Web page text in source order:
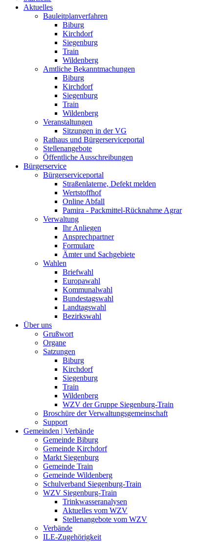
Aktuelles
Bauleitplanverfahren
Biburg
Kirchdorf
Siegenburg
Train
Wildenberg
Amtliche Bekanntmachungen
Biburg
Kirchdorf
Siegenburg
Train
Wildenberg
Veranstaltungen
Sitzungen in der VG
Rathaus und Bürgerserviceportal
Stellenangebote
Öffentliche Ausschreibungen
Bürgerservice
Bürgerserviceportal
Straßenlaterne, Defekt melden
Wertstoffhof
Online Abfall
Pamira - Packmittel-Rücknahme Agrar
Verwaltung
Ihr Anliegen
Ansprechpartner
Formulare
Ämter und Sachgebiete
Wahlen
Briefwahl
Europawahl
Kommunalwahl
Bundestagswahl
Landtagswahl
Bezirkswahl
Über uns
Grußwort
Organe
Satzungen
Biburg
Kirchdorf
Siegenburg
Train
Wildenberg
WZV der Gruppe Siegenburg-Train
Broschüre der Verwaltungsgemeinschaft
Support
Gemeinden | Verbände
Gemeinde Biburg
Gemeinde Kirchdorf
Markt Siegenburg
Gemeinde Train
Gemeinde Wildenberg
Schulverband Siegenburg-Train
WZV Siegenburg-Train
Trinkwasseranalysen
Aktuelles vom WZV
Stellenangebote vom WZV
Verbände
ILE-Zugehörigkeit